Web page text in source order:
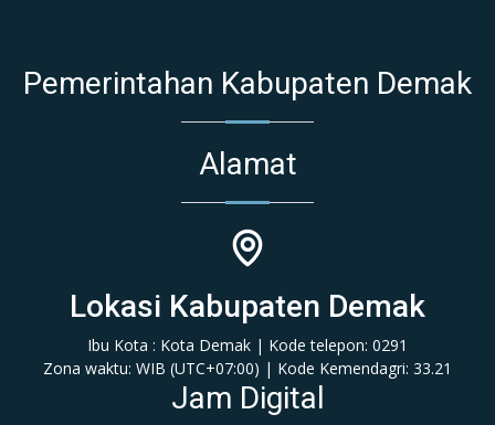
Pemerintahan Kabupaten Demak
Alamat
Lokasi Kabupaten Demak
Ibu Kota : Kota Demak | Kode telepon: 0291
Zona waktu: WIB (‎UTC+07:00‎)‎ | Kode Kemendagri: 33.21
Jam Digital